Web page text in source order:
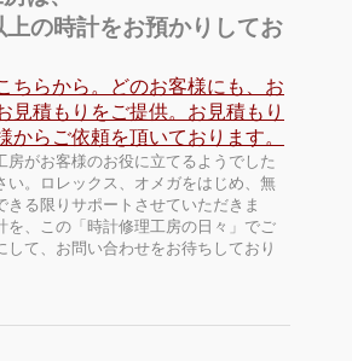
上の時計をお預かりしてお
がお客様のお役に立てるようでした
い。ロレックス、オメガをはじめ、無
る限りサポートさせていただきま
を、この「時計修理工房の日々」でご
て、お問い合わせをお待ちしており